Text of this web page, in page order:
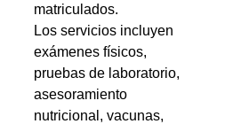
matriculados.
Los servicios incluyen
exámenes físicos,
pruebas de laboratorio,
asesoramiento
nutricional, vacunas,